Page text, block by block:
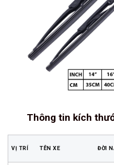
Thông tin kích
VỊ TRÍ TÊN XE ĐỜI